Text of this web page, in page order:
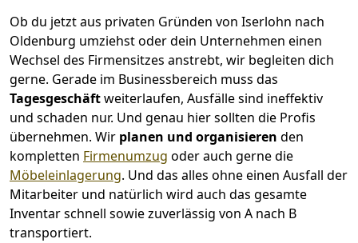
Ob du jetzt aus privaten Gründen von Iserlohn nach
Oldenburg umziehst oder dein Unternehmen einen
Wechsel des Firmensitzes anstrebt, wir begleiten dich
gerne. Gerade im Businessbereich muss das
Tagesgeschäftweiterlaufen, Ausfälle sind ineffektiv
und schaden nur. Und genau hier sollten die Profis
übernehmen. Wir planen und organisieren den
kompletten Firmenumzug oder auch gerne die
Möbeleinlagerung. Und das alles ohne einen Ausfall der
Mitarbeiter und natürlich wird auch das gesamte
Inventar schnell sowie zuverlässig von A nach B
transportiert.